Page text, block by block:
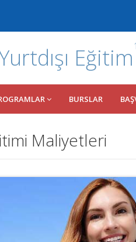
Eğitim
BURSLAR
Maliyetleri